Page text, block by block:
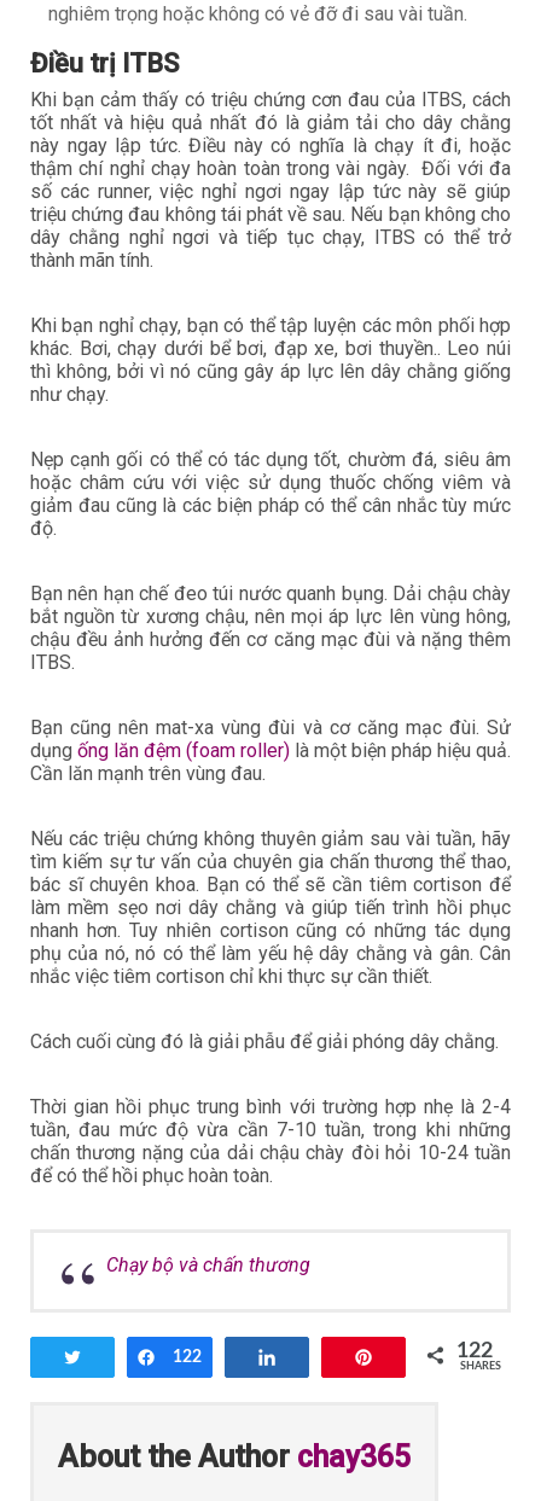
nghiêm trọng hoặc không có vẻ đỡ đi sau vài tuần.
Điều trị ITBS
Khi bạn cảm thấy có triệu chứng cơn đau của ITBS, cách
tốt nhất và hiệu quả nhất đó là giảm tải cho dây chằng
này ngay lập tức. Điều này có nghĩa là chạy ít đi, hoặc
thậm chí nghỉ chạy hoàn toàn trong vài ngày. Đối với đa
số các runner, việc nghỉ ngơi ngay lập tức này sẽ giúp
triệu chứng đau không tái phát về sau. Nếu bạn không cho
dây chằng nghỉ ngơi và tiếp tục chạy, ITBS có thể trở
thành mãn tính.
Khi bạn nghỉ chạy, bạn có thể tập luyện các môn phối hợp
khác. Bơi, chạy dưới bể bơi, đạp xe, bơi thuyền.. Leo núi
thì không, bởi vì nó cũng gây áp lực lên dây chằng giống
như chạy.
Nẹp cạnh gối có thể có tác dụng tốt, chườm đá, siêu âm
hoặc châm cứu với việc sử dụng thuốc chống viêm và
giảm đau cũng là các biện pháp có thể cân nhắc tùy mức
độ.
Bạn nên hạn chế đeo túi nước quanh bụng. Dải chậu chày
bắt nguồn từ xương chậu, nên mọi áp lực lên vùng hông,
chậu đều ảnh hưởng đến cơ căng mạc đùi và nặng thêm
ITBS.
Bạn cũng nên mat-xa vùng đùi và cơ căng mạc đùi. Sử
dụng ống lăn đệm (foam roller) là một biện pháp hiệu quả.
Cần lăn mạnh trên vùng đau.
Nếu các triệu chứng không thuyên giảm sau vài tuần, hãy
tìm kiếm sự tư vấn của chuyên gia chấn thương thể thao,
bác sĩ chuyên khoa. Bạn có thể sẽ cần tiêm cortison để
làm mềm sẹo nơi dây chằng và giúp tiến trình hồi phục
nhanh hơn. Tuy nhiên cortison cũng có những tác dụng
phụ của nó, nó có thể làm yếu hệ dây chằng và gân. Cân
nhắc việc tiêm cortison chỉ khi thực sự cần thiết.
Cách cuối cùng đó là giải phẫu để giải phóng dây chằng.
Thời gian hồi phục trung bình với trường hợp nhẹ là 2-4
tuần, đau mức độ vừa cần 7-10 tuần, trong khi những
chấn thương nặng của dải chậu chày đòi hỏi 10-24 tuần
để có thể hồi phục hoàn toàn.
Chạy bộ và chấn thương
Tweet Share
122 122
SHARES
About the Author chay365